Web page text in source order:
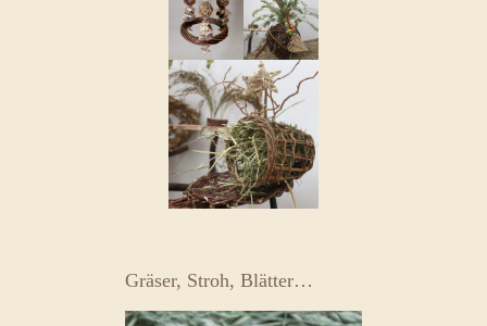
Gräser, Stroh, Blätter…